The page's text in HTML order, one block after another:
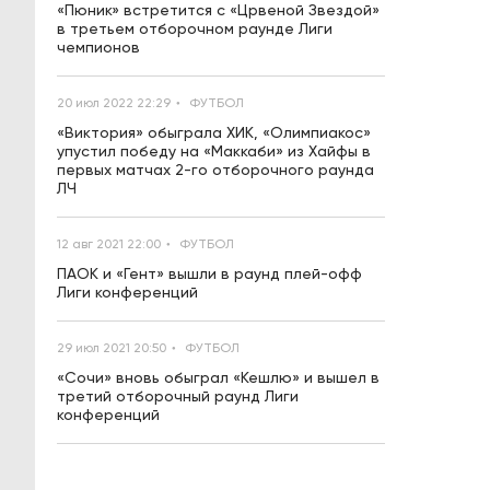
«Пюник» встретится с «Црвеной Звездой»
в третьем отборочном раунде Лиги
чемпионов
20 июл 2022 22:29 ФУТБОЛ
«Виктория» обыграла ХИК, «Олимпиакос»
упустил победу на «Маккаби» из Хайфы в
первых матчах 2-го отборочного раунда
ЛЧ
12 авг 2021 22:00 ФУТБОЛ
ПАОК и «Гент» вышли в раунд плей-офф
Лиги конференций
29 июл 2021 20:50 ФУТБОЛ
«Сочи» вновь обыграл «Кешлю» и вышел в
третий отборочный раунд Лиги
конференций